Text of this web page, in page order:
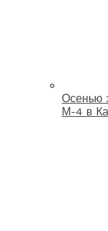
Осенью
М-4 в